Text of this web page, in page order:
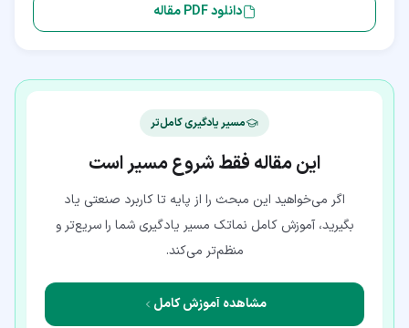
دانلود PDF مقاله
مسیر یادگیری کامل‌تر
این مقاله فقط شروع مسیر است
اگر می‌خواهید این مبحث را از پایه تا کاربرد صنعتی یاد
بگیرید، آموزش کامل نماتک مسیر یادگیری شما را سریع‌تر و
منظم‌تر می‌کند.
مشاهده آموزش کامل